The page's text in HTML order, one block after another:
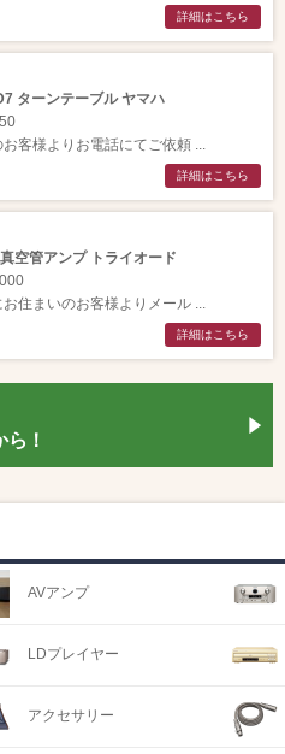
詳細はこちら
ターンテーブル ヤマハ
客様よりお電話にてご依頼 ...
詳細はこちら
空管アンプ トライオード
住まいのお客様よりメール ...
詳細はこちら
！
AVアンプ
LDプレイヤー
アクセサリー